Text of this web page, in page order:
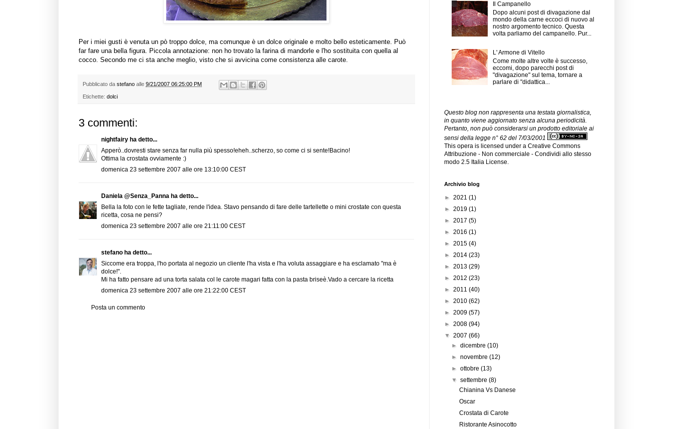
Per i miei gusti è venuta un pò troppo dolce, ma comunque è un dolce originale e molto bello esteticamente. Può
far fare una bella figura. Piccola annotazione: non ho trovato la farina di mandorle e l'ho sostituita con quella al
cocco. Secondo me ci sta anche meglio, visto che si avvicina come consistenza alle carote.
Pubblicato da stefano alle 9/21/2007 06:25:00 PM
Etichette: dolci
3 commenti:
nightfairy ha detto...
Apperò..dovresti stare senza far nulla più spesso!eheh..scherzo, so come ci si sente!Bacino!
Ottima la crostata ovviamente :)
domenica 23 settembre 2007 alle ore 13:10:00 CEST
Daniela @Senza_Panna ha detto...
Bella la foto con le fette tagliate, rende l'idea. Stavo pensando di fare delle tartellette o mini crostate con questa
ricetta, cosa ne pensi?
domenica 23 settembre 2007 alle ore 21:11:00 CEST
stefano ha detto...
Siccome era troppa, l'ho portata al negozio un cliente l'ha vista e l'ha voluta assaggiare e ha esclamato "ma è
dolce!".
Mi ha fatto pensare ad una torta salata col le carote magari fatta con la pasta briseè.Vado a cercare la ricetta
domenica 23 settembre 2007 alle ore 21:22:00 CEST
Posta un commento
Il Campanello
Dopo alcuni post di divagazione dal
mondo della carne eccoci di nuovo al
nostro argomento tecnico. Questa
volta parliamo del campanello. Pur...
L' Armone di Vitello
Come molte altre volte è successo,
eccomi, dopo parecchi post di
"divagazione" sul tema, tornare a
parlare di "didattica...
Questo blog non rappresenta una testata giornalistica,
in quanto viene aggiornato senza alcuna periodicità.
Pertanto, non può considerarsi un prodotto editoriale ai
sensi della legge n° 62 del 7/03/2001
This opera is licensed under a Creative Commons
Attribuzione - Non commerciale - Condividi allo stesso
modo 2.5 Italia License
Archivio blog
► 2021 (1)
► 2019 (1)
► 2017 (5)
► 2016 (1)
► 2015 (4)
► 2014 (23)
► 2013 (29)
► 2012 (23)
► 2011 (40)
► 2010 (62)
► 2009 (57)
► 2008 (94)
▼ 2007 (66)
►dicembre(10)
►novembre(12)
►ottobre(13)
▼settembre(8)
Chianina Vs Danese
Oscar
Crostata di Carote
Ristorante Asinocotto